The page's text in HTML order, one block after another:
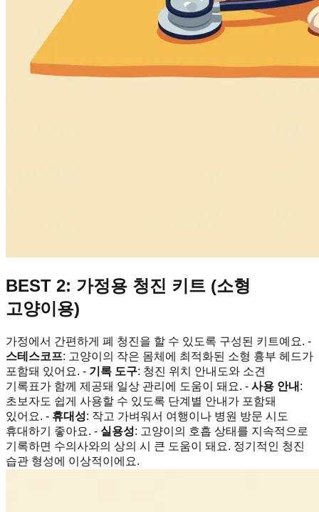
BEST 2: 가정용 청진 키트 (소형
고양이용)
가정에서 간편하게 폐 청진을 할 수 있도록 구성된 키트예요. -
스테스코프: 고양이의 작은 몸체에 최적화된 소형 흉부 헤드가
포함돼 있어요. - 기록 도구: 청진 위치 안내도와 소견
기록표가 함께 제공돼 일상 관리에 도움이 돼요. - 사용 안내 :
초보자도 쉽게 사용할 수 있도록 단계별 안내가 포함돼
있어요. - 휴대성: 작고 가벼워서 여행이나 병원 방문 시도
휴대하기 좋아요. - 실용성: 고양이의 호흡 상태를 지속적으로
기록하면 수의사와의 상의 시 큰 도움이 돼요. 정기적인 청진
습관 형성에 이상적이에요.